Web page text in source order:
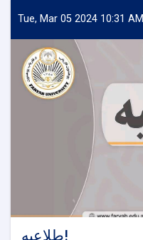
Tue, Mar 05 2024 10:31 AM
طلاعیه!